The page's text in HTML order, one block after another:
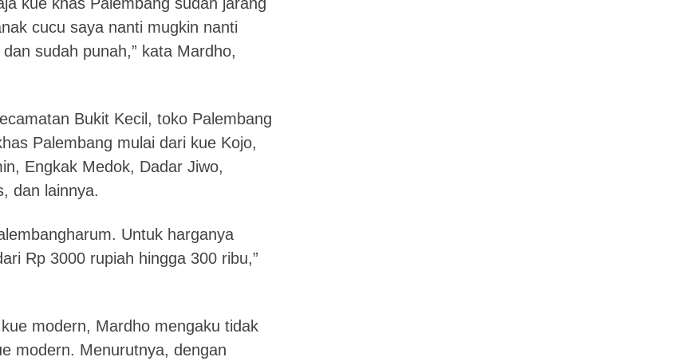
cucu saya nanti mugkin nanti
sudah punah,” kata Mardho,
Bukit Kecil, toko Palembang
Palembang mulai dari kue Kojo,
Engkak Medok, Dadar Jiwo,
dan lainnya.
Untuk harganya
Rp 3000 rupiah hingga 300 ribu,”
modern, Mardho mengaku tidak
modern. Menurutnya, dengan